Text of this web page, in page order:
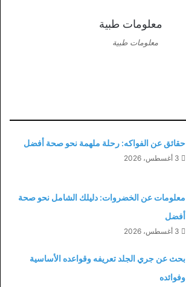
معلومات طبية
حقائق عن الفواكه: رحلة ملهمة نحو صحة أفضل
3 أغسطس، 2026
معلومات عن الخضروات: دليلك الشامل نحو صحة
أفضل
3 أغسطس، 2026
بحث عن جري الجلد تعريفه وقواعده الأساسية
وفوائده